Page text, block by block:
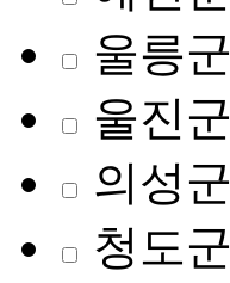
울릉군
울진군
의성군
청도군